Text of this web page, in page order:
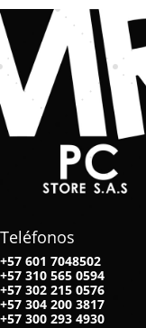
Teléfonos
+57 601 7048502
+57 310 565 0594
+57 302 215 0576
+57 304 200 3817
+57 300 293 4930